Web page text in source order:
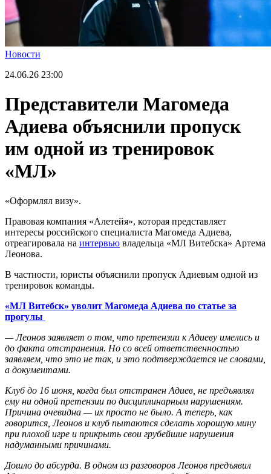
Новости
24.06.26 23:00
Представители Магомеда
Адиева объяснили пропуск
им одной из тренировок
«МЛ»
«Оформлял визу».
Правовая компания «Алетейя», которая представляет
интересы российского специалиста Магомеда Адиева,
отреагировала на интервью владельца «МЛ Витебска» Артема
Леонова.
В частности, юристы объяснили пропуск Адиевым одной из
тренировок команды.
«МЛ Витебск» уволит Магомеда Адиева по статье за
прогулы
— Леонов заявляет о том, что претензии к Адиеву имелись и
до факта отстранения. Но со всей ответственностью
заявляем, что это не так, и это подтверждается не словами,
а документами.
Клуб до 16 июня, когда был отстранен Адиев, не предъявлял
ему ни одной претензии по дисциплинарным нарушениям.
Причина очевидна — их просто не было. А теперь, как
говорится, Леонов и клуб пытаются сделать хорошую мину
при плохой игре и прикрыть свои грубейшие нарушения
надуманными причинами.
Дошло до абсурда. В одном из разговоров Леонов предъявил